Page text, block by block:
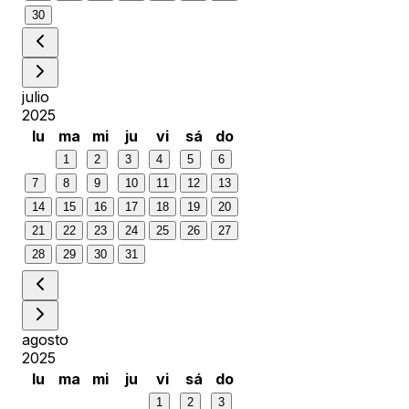
30
julio
2025
lu
ma mi ju vi sá do
1 2 3 4 5
6
7
8 9 10 11 12
13
14
15 16 17 18 19
20
21
22 23 24 25 26
27
28
29 30 31
agosto
2025
lu
ma mi ju vi sá do
1 2 3